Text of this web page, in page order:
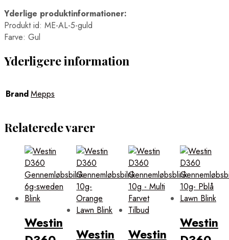
Yderlige produktinformationer:
Produkt id: ME-AL-5-guld
Farve: Gul
Yderligere information
BrandMepps
Relaterede varer
Westin
Westin
Westin
Westin